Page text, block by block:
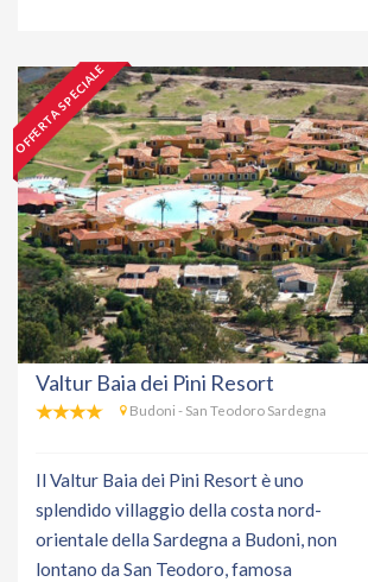
OFFERTA SPECIALE
Valtur Baia dei Pini Resort
Budoni - San Teodoro Sardegna
Il Valtur Baia dei Pini Resort è uno
splendido villaggio della costa nord-
orientale della Sardegna a Budoni, non
lontano da San Teodoro, famosa